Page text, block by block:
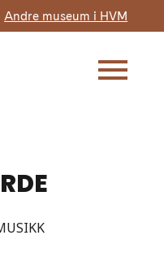
Andre museum i HVM